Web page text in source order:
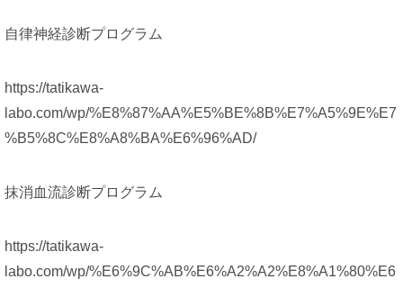
自律神経診断プログラム
https://tatikawa-
labo.com/wp/%E8%87%AA%E5%BE%8B%E7%A5%9E%E7
%B5%8C%E8%A8%BA%E6%96%AD/
抹消血流診断プログラム
https://tatikawa-
labo.com/wp/%E6%9C%AB%E6%A2%A2%E8%A1%80%E6